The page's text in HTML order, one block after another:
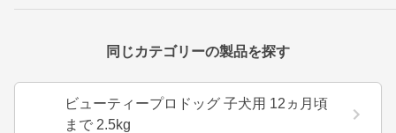
同じカテゴリーの製品を探す
ビューティープロドッグ 子犬用 12ヵ月頃
まで 2.5kg